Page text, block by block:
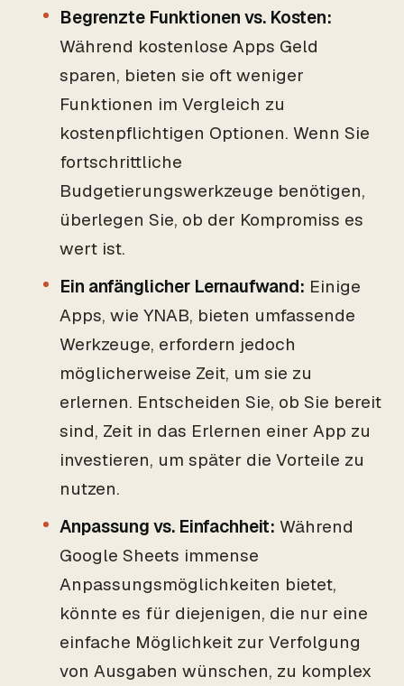
Begrenzte Funktionen vs. Kosten:
Während kostenlose Apps Geld
sparen, bieten sie oft weniger
Funktionen im Vergleich zu
kostenpflichtigen Optionen. Wenn Sie
fortschrittliche
Budgetierungswerkzeuge benötigen,
überlegen Sie, ob der Kompromiss es
wert ist.
Ein anfänglicher Lernaufwand: Einige
Apps, wie YNAB, bieten umfassende
Werkzeuge, erfordern jedoch
möglicherweise Zeit, um sie zu
erlernen. Entscheiden Sie, ob Sie bereit
sind, Zeit in das Erlernen einer App zu
investieren, um später die Vorteile zu
nutzen.
Anpassung vs. Einfachheit: Während
Google Sheets immense
Anpassungsmöglichkeiten bietet,
könnte es für diejenigen, die nur eine
einfache Möglichkeit zur Verfolgung
von Ausgaben wünschen, zu komplex